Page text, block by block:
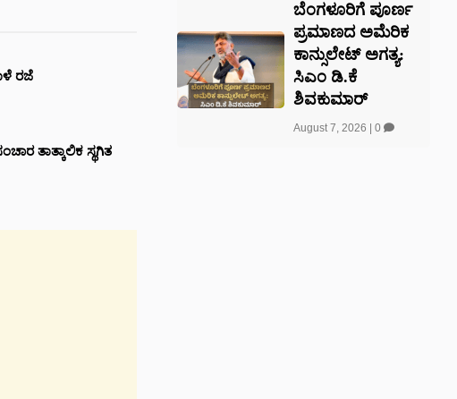
ರಜೆ
ತಾತ್ಕಾಲಿಕ ಸ್ಥಗಿತ
ಬೆಂಗಳೂರಿಗೆ ಪೂರ್ಣ
ಪ್ರಮಾಣದ ಅಮೆರಿಕ
ಕಾನ್ಸುಲೇಟ್ ಅಗತ್ಯ:
ಸಿಎಂ ಡಿ.ಕೆ
ಶಿವಕುಮಾರ್
August 7, 2026 0